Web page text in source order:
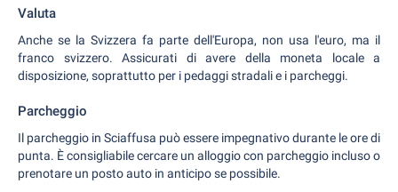
Valuta
Anche se la Svizzera fa parte dell'Europa, non usa l'euro, ma il
franco svizzero. Assicurati di avere della moneta locale a
disposizione, soprattutto per i pedaggi stradali e i parcheggi.
Parcheggio
Il parcheggio in Sciaffusa può essere impegnativo durante le ore di
punta. È consigliabile cercare un alloggio con parcheggio incluso o
prenotare un posto auto in anticipo se possibile.